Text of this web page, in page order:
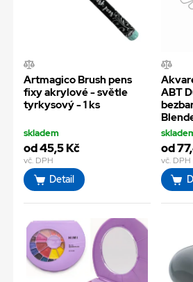
Artmagico Brush pens
fixy akrylové - světle
tyrkysový - 1 ks
skladem
od 45,5 Kč
vč. DPH
Detail
ABT
od
vč. DPH